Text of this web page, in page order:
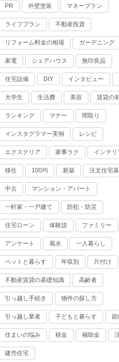
PR 外壁塗装 マネープラン
ライフプラン 不動産投資
リフォーム料金の相場 ガーデニング
家電 シェアハウス 無印良品
住宅設備 DIY インタビュー
大学生 生活費 美容 賃貸の
ランキング マナー 間取り
インスタグラマー実例 レシピ
エクステリア 家事ラク インテリ
移住 100均 新築 注文住宅
中古 マンション・アパート
一軒家・一戸建て 防犯・防災
住宅ローン 体験談 ファミリー
アンケート 風水 一人暮らし
ペットと暮らす 年収別 片付け
不動産賃貸の基礎知識 高齢者
引っ越し手続き 物件の探し方
引っ越し業者 子どもと暮らす 節
住まいの悩み 税金 補助金
建売住宅